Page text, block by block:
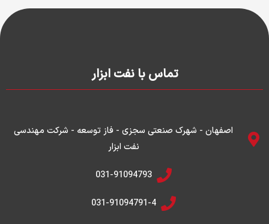
تماس با نفت ابزار
اصفهان - شهرک صنعتی سجزی - فاز توسعه - شرکت مهندسی
نفت ابزار
031-91094793
031-91094791-4